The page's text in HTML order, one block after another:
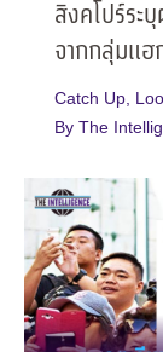
สิงคโปร์ระ
จากกลุ่มแฮ
Catch Up
By The